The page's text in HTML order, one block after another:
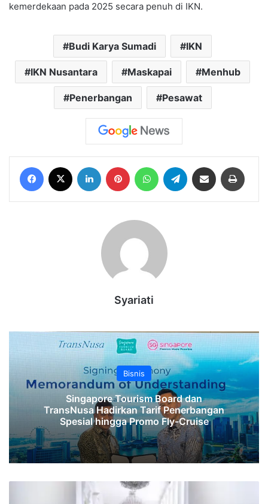
kemerdekaan pada 2025 secara penuh di IKN.
Budi Karya Sumadi IKN
IKN Nusantara Maskapai Menhub
Penerbangan Pesawat
Facebook LinkedIn Pinterest WhatsAppTelegram Share via Email
Syariati
Bisnis
Singapore Tourism Board dan
TransNusa Hadirkan Tarif Penerbangan
Spesial hingga Promo Fly-Cruise